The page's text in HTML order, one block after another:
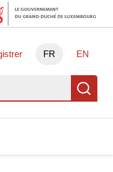
FR EN